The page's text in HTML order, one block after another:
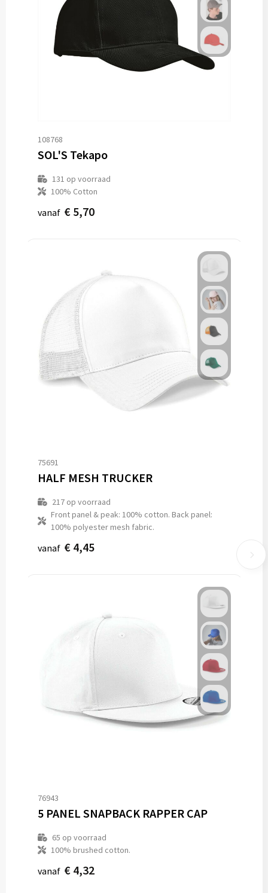
108768
SOL'S Tekapo
131 op voorraad
100% Cotton
vanaf € 5,70
75691
HALF MESH TRUCKER
217op voorraad
Front panel & peak: 100% cotton. Back panel:
100% polyester mesh fabric.
vanaf € 4,45
76943
5 PANEL SNAPBACK RAPPER CAP
65 op voorraad
100% brushed cotton.
vanaf € 4,32